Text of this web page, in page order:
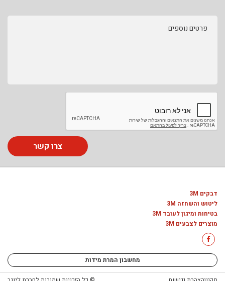
פרטים נוספים
צרו קשר
דבקים 3M
ליטוש והשחזה 3M
בטיחות ומיגון לעובד 3M
מוצרים לצבעים 3M
מחשבון המרת מידות